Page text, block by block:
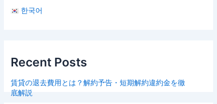
한국어
Recent Posts
賃貸の退去費用とは？解約予告・短期解約違約金を徹
底解説